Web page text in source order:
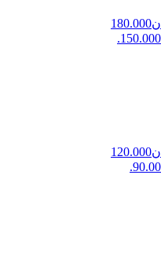
قیمت اصلی: تومان180.000
قیمت اصلی: تومان120.000